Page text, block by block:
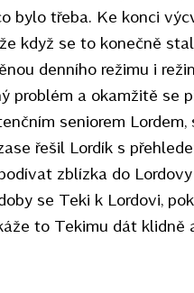
bylo třeba. Ke konci
když se to konečně
denního režimu i
problém a okamžitě se
seniorem
řešil Lordík s
zblízka do
se Teki k Lordovi,
to Tekimu dát